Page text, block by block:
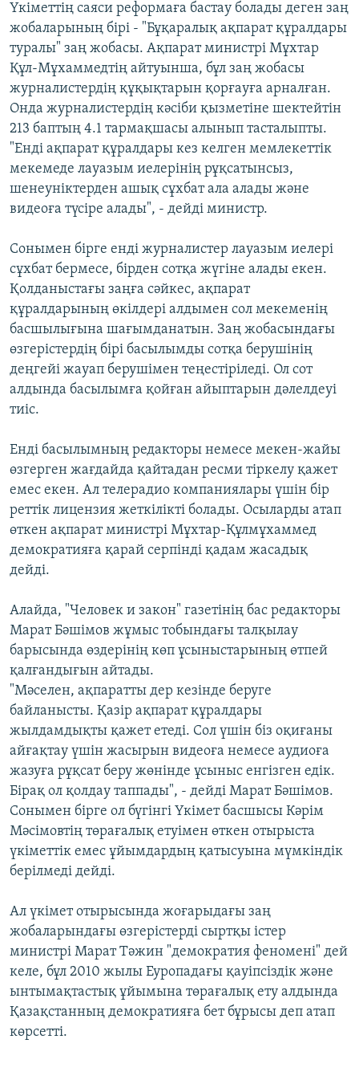
Үкіметтің саяси реформаға бастау болады деген заң
жобаларының бірі - "Бұқаралық ақпарат құралдары
туралы" заң жобасы. Ақпарат министрі Мұхтар
Құл-Мұхаммедтің айтуынша, бұл заң жобасы
журналистердің құқықтарын қорғауға арналған.
Онда журналистердің кәсіби қызметіне шектейтін
213 баптың 4.1 тармақшасы алынып тасталыпты.
"Енді ақпарат құралдары кез келген мемлекеттік
мекемеде лауазым иелерінің рұқсатынсыз,
шенеуніктерден ашық сұхбат ала алады және
видеоға түсіре алады", - дейді министр.
Сонымен бірге енді журналистер лауазым иелері
сұхбат бермесе, бірден сотқа жүгіне алады екен.
Қолданыстағы заңға сәйкес, ақпарат
құралдарының өкілдері алдымен сол мекеменің
басшылығына шағымданатын. Заң жобасындағы
өзгерістердің бірі басылымды сотқа берушінің
деңгейі жауап берушімен теңестіріледі. Ол сот
алдында басылымға қойған айыптарын дәлелдеуі
тиіс.
Енді басылымның редакторы немесе мекен-жайы
өзгерген жағдайда қайтадан ресми тіркелу қажет
емес екен. Ал телерадио компаниялары үшін бір
реттік лицензия жеткілікті болады. Осыларды атап
өткен ақпарат министрі Мұхтар-Құлмұхаммед
демократияға қарай серпінді қадам жасадық
дейді.
Алайда, "Человек и закон" газетінің бас редакторы
Марат Бәшімов жұмыс тобындағы талқылау
барысында өздерінің көп ұсыныстарының өтпей
қалғандығын айтады.
"Мәселен, ақпаратты дер кезінде беруге
байланысты. Қазір ақпарат құралдары
жылдамдықты қажет етеді. Сол үшін біз оқиғаны
айғақтау үшін жасырын видеоға немесе аудиоға
жазуға рұқсат беру жөнінде ұсыныс енгізген едік.
Бірақ ол қолдау таппады", - дейді Марат Бәшімов.
Сонымен бірге ол бүгінгі Үкімет басшысы Кәрім
Мәсімовтің төрағалық етуімен өткен отырыста
үкіметтік емес ұйымдардың қатысуына мүмкіндік
берілмеді дейді.
Ал үкімет отырысында жоғарыдағы заң
жобаларындағы өзгерістерді сыртқы істер
министрі Марат Тәжин "демократия феномені" дей
келе, бұл 2010 жылы Еуропадағы қауіпсіздік және
ынтымақтастық ұйымына төрағалық ету алдында
Қазақстанның демократияға бет бұрысы деп атап
көрсетті.